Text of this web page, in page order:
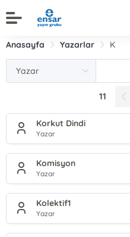
Anasayfa Yazarlar K
11
Korkut Dindi
Yazar
Komisyon
Yazar
Kolektif1
Yazar